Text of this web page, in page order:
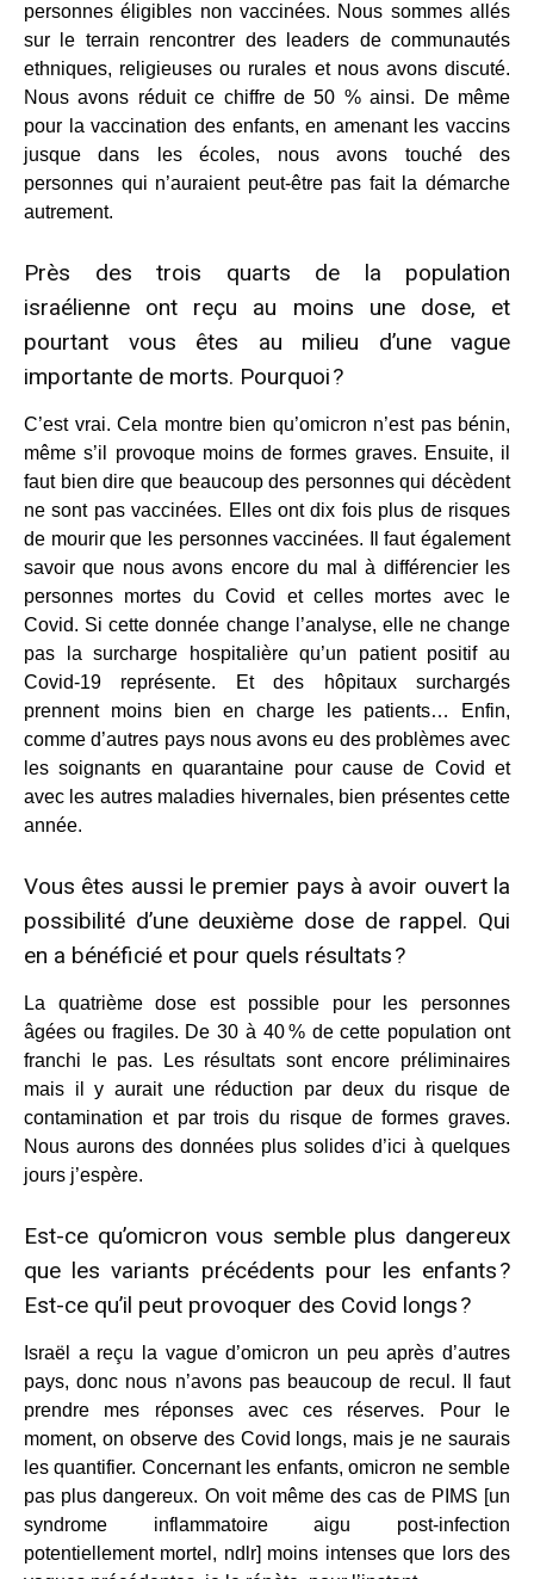
personnes éligibles non vaccinées. Nous sommes allés
sur le terrain rencontrer des leaders de communautés
ethniques, religieuses ou rurales et nous avons discuté.
Nous avons réduit ce chiffre de 50 % ainsi. De même
pour la vaccination des enfants, en amenant les vaccins
jusque dans les écoles, nous avons touché des
personnes qui n’auraient peut-être pas fait la démarche
autrement.
Près des trois quarts de la population
israélienne ont reçu au moins une dose, et
pourtant vous êtes au milieu d’une vague
importante de morts. Pourquoi ?
C’est vrai. Cela montre bien qu’omicron n’est pas bénin,
même s’il provoque moins de formes graves. Ensuite, il
faut bien dire que beaucoup des personnes qui décèdent
ne sont pas vaccinées. Elles ont dix fois plus de risques
de mourir que les personnes vaccinées. Il faut également
savoir que nous avons encore du mal à différencier les
personnes mortes du Covid et celles mortes avec le
Covid. Si cette donnée change l’analyse, elle ne change
pas la surcharge hospitalière qu’un patient positif au
Covid-19 représente. Et des hôpitaux surchargés
prennent moins bien en charge les patients… Enfin,
comme d’autres pays nous avons eu des problèmes avec
les soignants en quarantaine pour cause de Covid et
avec les autres maladies hivernales, bien présentes cette
année.
Vous êtes aussi le premier pays à avoir ouvert la
possibilité d’une deuxième dose de rappel. Qui
en a bénéficié et pour quels résultats ?
La quatrième dose est possible pour les personnes
âgées ou fragiles. De 30 à 40 % de cette population ont
franchi le pas. Les résultats sont encore préliminaires
mais il y aurait une réduction par deux du risque de
contamination et par trois du risque de formes graves.
Nous aurons des données plus solides d’ici à quelques
jours j’espère.
Est-ce qu’omicron vous semble plus dangereux
que les variants précédents pour les enfants ?
Est-ce qu’il peut provoquer des Covid longs ?
Israël a reçu la vague d’omicron un peu après d’autres
pays, donc nous n’avons pas beaucoup de recul. Il faut
prendre mes réponses avec ces réserves. Pour le
moment, on observe des Covid longs, mais je ne saurais
les quantifier. Concernant les enfants, omicron ne semble
pas plus dangereux. On voit même des cas de PIMS [un
syndrome inflammatoire aigu post-infection
potentiellement mortel, ndlr] moins intenses que lors des